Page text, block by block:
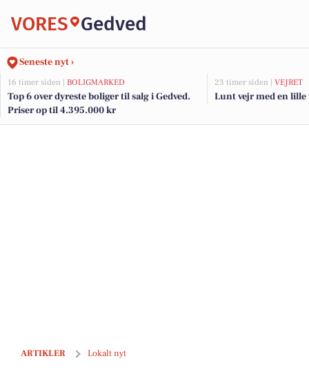
VORES Gedved
Seneste nyt ›
16 timer siden | BOLIGMARKED
Top 6 over dyreste boliger til salg i Gedved.
Priser op til 4.395.000 kr
23 timer siden | VEJRET
Lunt vejr med en lille
ARTIKLER Lokalt nyt
Elever fra Stensballeskolen styrker biodiversiteten med otte tons